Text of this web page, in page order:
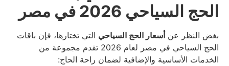
الحج السياحي 2026 في مصر
بغض النظر عن أسعار الحج السياحي التي تختارها، فإن باقات
الحج السياحي في مصر لعام 2026 تقدم مجموعة من
الخدمات الأساسية والإضافية لضمان راحة الحاج: